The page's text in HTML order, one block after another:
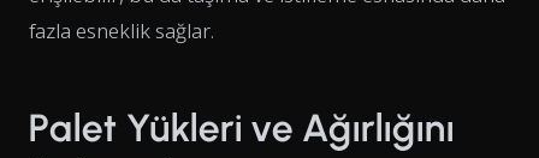
fazla esneklik sağlar.
Palet Yükleri ve Ağırlığını